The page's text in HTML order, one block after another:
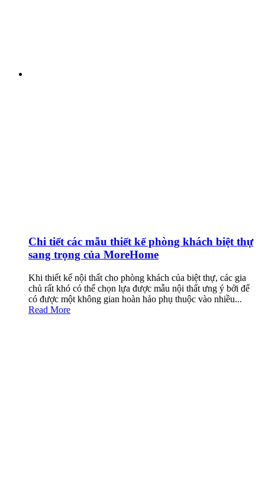
Chi tiết các mẫu thiết kế phòng khách biệt thự
sang trọng của MoreHome
Khi thiết kế nội thất cho phòng khách của biệt thự, các gia
chủ rất khó có thể chọn lựa được mẫu nội thất ưng ý bởi để
có được một không gian hoàn hảo phụ thuộc vào nhiều...
Read More